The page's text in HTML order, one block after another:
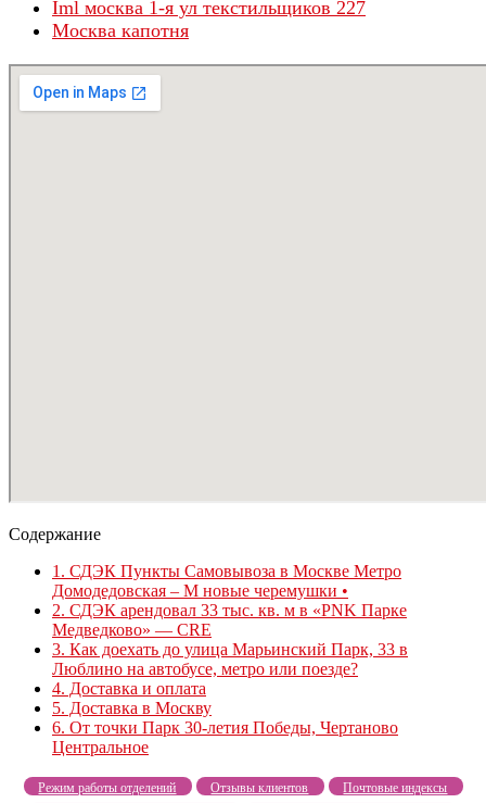
Iml москва 1-я ул текстильщиков 227
Москва капотня
Содержание
1. СДЭК Пункты Самовывоза в Москве Метро
Домодедовская – М новые черемушки •
2. СДЭК арендовал 33 тыс. кв. м в «PNK Парке
Медведково» — CRE
3. Как доехать до улица Марьинский Парк, 33 в
Люблино на автобусе, метро или поезде?
4. Доставка и оплата
5. Доставка в Москву
6. От точки Парк 30-летия Победы, Чертаново
Центральное
Режим работы отделений Отзывы клиентов
Почтовые индексы